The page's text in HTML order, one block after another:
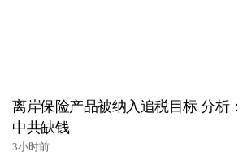
离岸保险产品被纳入追税目标 分析：
中共缺钱
3小时前